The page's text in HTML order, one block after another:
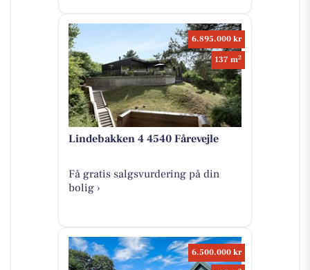
6.895.000 kr
137 m2
Lindebakken 4 4540 Fårevejle
Få gratis salgsvurdering på din
bolig ›
6.500.000 kr